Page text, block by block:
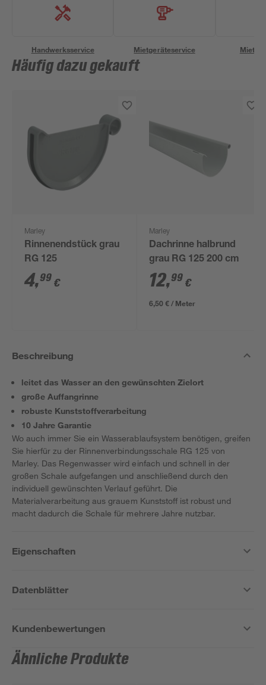
Handwerksservice Mietgeräteservice
Häufig dazu gekauft
Marley
Rinnenendstück grau
RG 125
4,99 €
Marley
Dachrinne halbrund
grau RG 125 200 cm
12,99 €
6,50 € / Meter
Beschreibung
leitet das Wasser an den gewünschten Zielort
große Auffangrinne
robuste Kunststoffverarbeitung
10 Jahre Garantie
Wo auch immer Sie ein Wasserablaufsystem benötigen, greifen
Sie hierfür zu der Rinnenverbindungsschale RG 125 von
Marley. Das Regenwasser wird einfach und schnell in der
großen Schale aufgefangen und anschließend durch den
individuell gewünschten Verlauf geführt. Die
Materialverarbeitung aus grauem Kunststoff ist robust und
macht dadurch die Schale für mehrere Jahre nutzbar.
Eigenschaften
Datenblätter
Kundenbewertungen
Ähnliche Produkte